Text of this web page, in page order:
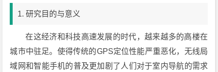
1. 研究目的与意义
在这经济和科技高速发展的时代，越来越多的高楼在
城市中驻足。使得传统的GPS定位性能严重恶化，无线局
域网和智能手机的普及更加剧了人们对于室内导航的需求